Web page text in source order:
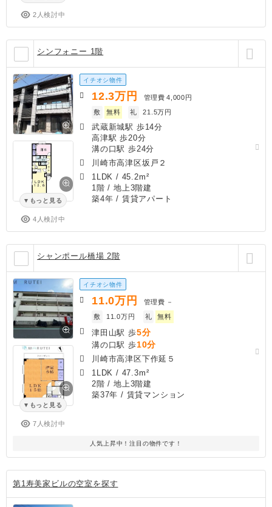
2人検討中
シンフォニー 1階
もっと見る
4人検討中
イチオシ物件
12.3万円 管理費 4,000円
敷
無料 礼 21.5万円
武蔵新城駅 歩14分
高津駅 歩20分
溝の口駅 歩24分
川崎市高津区坂戸２
1LDK / 45.2m²
1階 / 地上3階建
築4年 / 賃貸アパート
シャンポール橋場 2階
もっと見る
7人検討中
イチオシ物件
11.0万円 管理費 －
敷
11.0万円 礼 無料
津田山駅 歩5分
溝の口駅 歩10分
川崎市高津区下作延５
1LDK / 47.3m²
2階 / 地上3階建
築37年 / 賃貸マンション
人気上昇中！注目の物件です！
第1寿美家ビルの空室を探す